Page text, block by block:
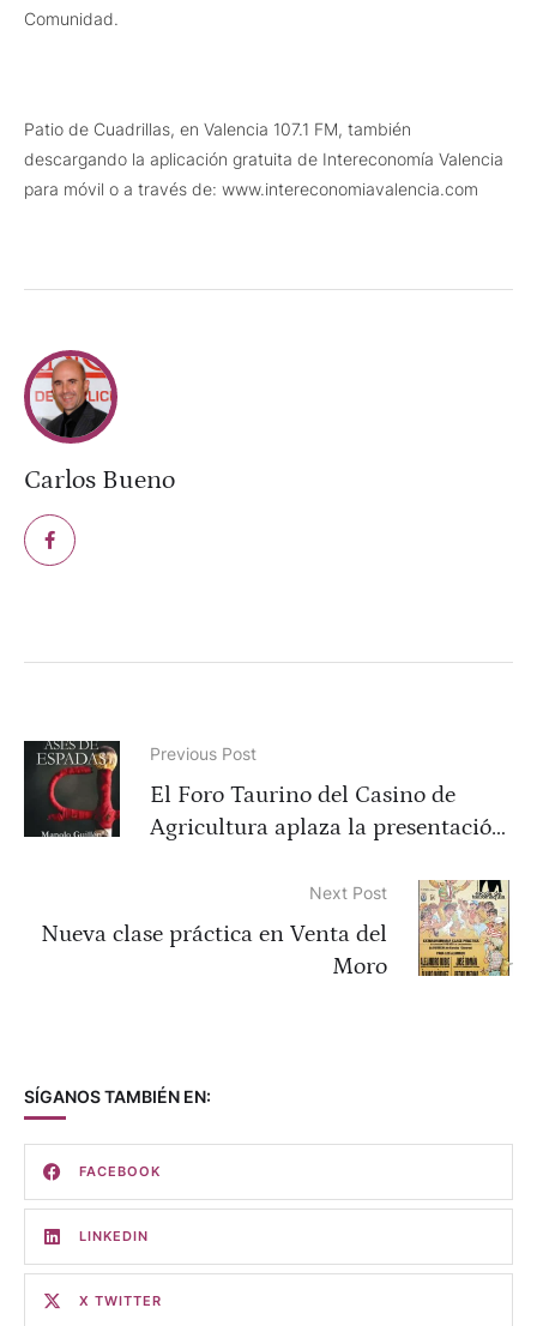
Comunidad.
Patio de Cuadrillas, en Valencia 107.1 FM, también
descargando la aplicación gratuita de Intereconomía Valencia
para móvil o a través de: www.intereconomiavalencia.com
Carlos Bueno
Previous Post
El Foro Taurino del Casino de
Agricultura aplaza la presentación
Next Post
Nueva clase práctica en Venta del
Moro
SÍGANOS TAMBIÉN EN:
FACEBOOK
LINKEDIN
X TWITTER